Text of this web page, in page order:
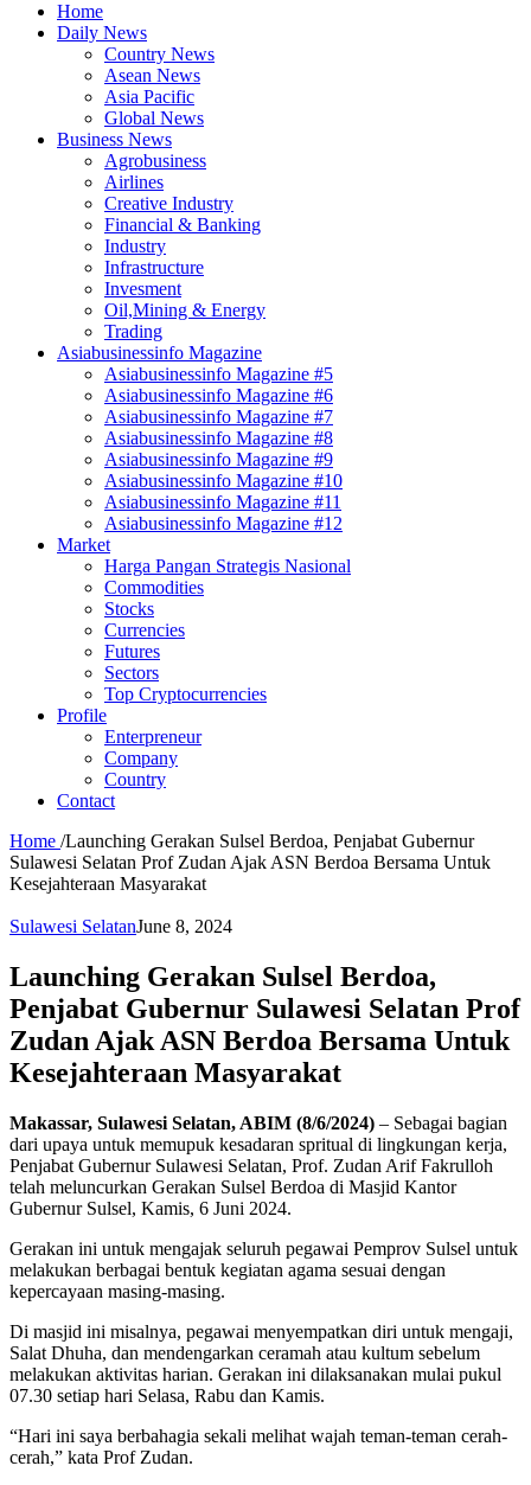
Home
Daily News
Country News
Asean News
Asia Pacific
Global News
Business News
Agrobusiness
Airlines
Creative Industry
Financial & Banking
Industry
Infrastructure
Invesment
Oil,Mining & Energy
Trading
Asiabusinessinfo Magazine
Asiabusinessinfo Magazine #5
Asiabusinessinfo Magazine #6
Asiabusinessinfo Magazine #7
Asiabusinessinfo Magazine #8
Asiabusinessinfo Magazine #9
Asiabusinessinfo Magazine #10
Asiabusinessinfo Magazine #11
Asiabusinessinfo Magazine #12
Market
Harga Pangan Strategis Nasional
Commodities
Stocks
Currencies
Futures
Sectors
Top Cryptocurrencies
Profile
Enterpreneur
Company
Country
Contact
Home /Launching Gerakan Sulsel Berdoa, Penjabat Gubernur
Sulawesi Selatan Prof Zudan Ajak ASN Berdoa Bersama Untuk
Kesejahteraan Masyarakat
Sulawesi SelatanJune 8, 2024
Launching Gerakan Sulsel Berdoa,
Penjabat Gubernur Sulawesi Selatan Prof
Zudan Ajak ASN Berdoa Bersama Untuk
Kesejahteraan Masyarakat
Makassar, Sulawesi Selatan, ABIM (8/6/2024) – Sebagai bagian
dari upaya untuk memupuk kesadaran spritual di lingkungan kerja,
Penjabat Gubernur Sulawesi Selatan, Prof. Zudan Arif Fakrulloh
telah meluncurkan Gerakan Sulsel Berdoa di Masjid Kantor
Gubernur Sulsel, Kamis, 6 Juni 2024.
Gerakan ini untuk mengajak seluruh pegawai Pemprov Sulsel untuk
melakukan berbagai bentuk kegiatan agama sesuai dengan
kepercayaan masing-masing.
Di masjid ini misalnya, pegawai menyempatkan diri untuk mengaji,
Salat Dhuha, dan mendengarkan ceramah atau kultum sebelum
melakukan aktivitas harian. Gerakan ini dilaksanakan mulai pukul
07.30 setiap hari Selasa, Rabu dan Kamis.
“Hari ini saya berbahagia sekali melihat wajah teman-teman cerah-
cerah,” kata Prof Zudan.